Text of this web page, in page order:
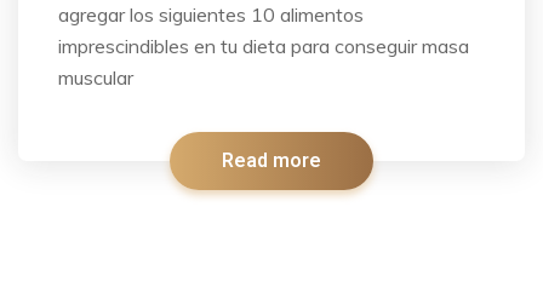
agregar los siguientes 10 alimentos
imprescindibles en tu dieta para conseguir masa
muscular
Read more